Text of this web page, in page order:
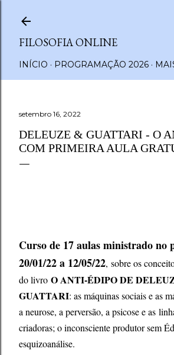
FILOSOFIA ONLINE
INÍCIO PROGRAMAÇÃO 2026
setembro 16, 2022
DELEUZE & GUATTARI - O
COM PRIMEIRA AULA
Curso de 17 aulas ministrado no
20/01/22 a 12/05/22, sobre os
do livro O ANTI-ÉDIPO DE
GUATTARI: as máquinas sociais e as
a neurose, a perversão, a psicose e as
criadoras; o inconsciente produtor sem
esquizoanálise.